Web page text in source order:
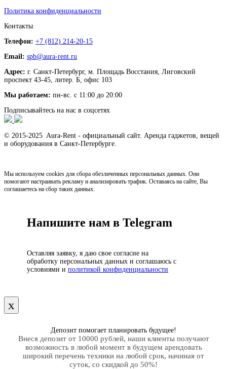
Политика конфиденциальности
Контакты
Телефон: +7 (812) 214-20-15
Email: spb@aura-rent.ru
Адрес: г. Санкт-Петербург, м. Площадь Восстания, Лиговский
проспект 43-45, литер. Б, офис 103
Мы работаем: пн-вс. с 11:00 до 20:00
Подписывайтесь на нас в соцсетях
© 2015-2025 Aura-Rent - официальный сайт. Аренда гаджетов, вещей
и оборудования в Санкт-Петербурге.
Мы используем cookies для сбора обезличенных персональных данных. Они
помогают настраивать рекламу и анализировать трафик. Оставаясь на сайте, Вы
соглашаетесь на сбор таких данных.
Напишите нам в Telegram
Оставляя заявку, я даю свое согласие на
обработку персональных данных и соглашаюсь с
условиями и политикой конфиденциальности
х
Депозит помогает планировать будущее!
Внеся депозит от 10000 рублей, наши клиенты получают
возможность в любой момент в будущем арендовать
широкий перечень техники на любой срок, начиная от
суток, со скидкой до 50%!